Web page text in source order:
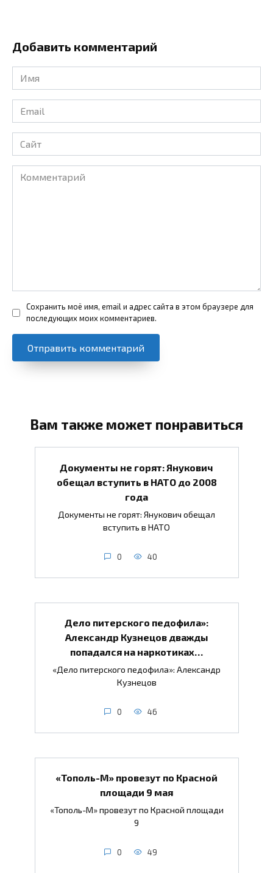
Добавить комментарий
Имя
*
Email
*
Сайт
Комментарий
Сохранить моё имя, email и адрес сайта в этом браузере для
последующих моих комментариев.
Вам также может понравиться
Документы не горят: Янукович
обещал вступить в НАТО до 2008
года
Документы не горят: Янукович обещал
вступить в НАТО
0 40
Дело питерского педофила»:
Александр Кузнецов дважды
попадался на наркотиках…
«Дело питерского педофила»: Александр
Кузнецов
0 46
«Тополь-М» провезут по Красной
площади 9 мая
«Тополь-М» провезут по Красной площади
9
0 49